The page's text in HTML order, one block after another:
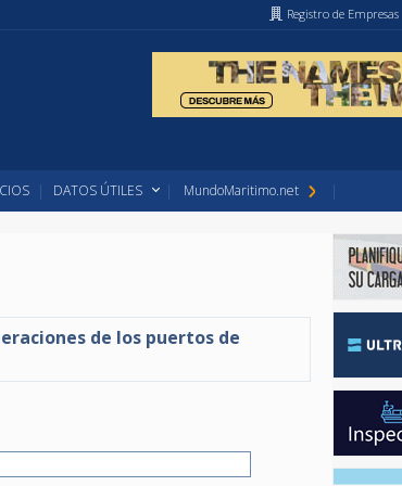
Registro de Empresas
DATOS ÚTILES MundoMaritimo.net
de los puertos de